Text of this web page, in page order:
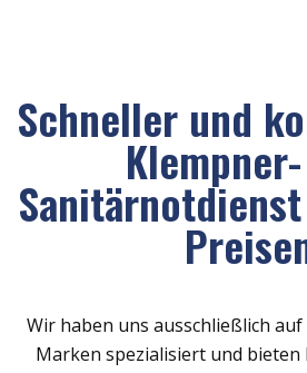
Schneller und
Wir haben uns ausschließlich
Marken spezialisiert und